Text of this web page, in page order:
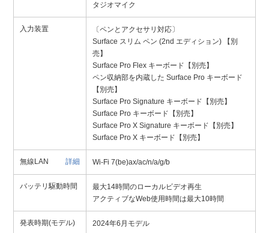
タジオマイク
入力装置
〔ペンとアクセサリ対応〕
Surface スリム ペン (2nd エディション) 【別
売】
Surface Pro Flex キーボード【別売】
ペン収納部を内蔵した Surface Pro キーボード
【別売】
Surface Pro Signature キーボード【別売】
Surface Pro キーボード【別売】
Surface Pro X Signature キーボード【別売】
Surface Pro X キーボード【別売】
無線LAN 詳細 Wi-Fi 7(be)ax/ac/n/a/g/b
バッテリ駆動時間
最大14時間のローカルビデオ再生
アクティブなWeb使用時間は最大10時間
発表時期(モデル) 2024年6月モデル